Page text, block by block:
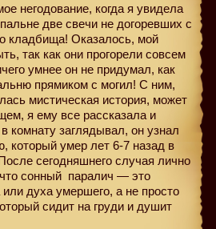
негодование, когда я увидела
две свечи не догоревших с
кладбища! Оказалось, мой
так как они прогорели совсем
умнее он не придумал, как
прямиком с могил! С ним,
мистическая история, может
я ему все рассказала и
комнату заглядывал, он узнал
который умер лет 6-7 назад в
сегодняшнего случая лично
сонный паралич — это
или духа умершего, а не просто
сидит на груди и душит